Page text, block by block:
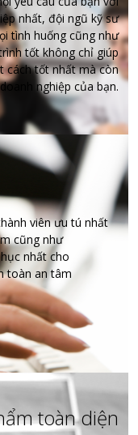
nhất, đội ngũ kỹ sư
tình huống cũng như
tốt không chỉ giúp
cách tốt nhất mà còn
nghiệp của bạn.
viên ưu tú nhất
cũng như
nhất cho
toàn an tâm
toàn diện